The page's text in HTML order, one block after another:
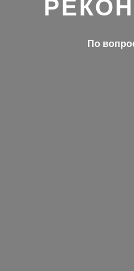
По